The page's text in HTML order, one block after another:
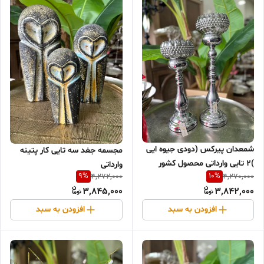
شمعدان پیرکس (دودی جیوه ایی
)۲ تایی وارداتی محصول کشور
چین
4,270,000
10%
3,842,000
افزودن به سبد
مجسمه جغد سه تایی کار پتینه
وارداتی
4,272,000
9%
3,845,000
افزودن به سبد